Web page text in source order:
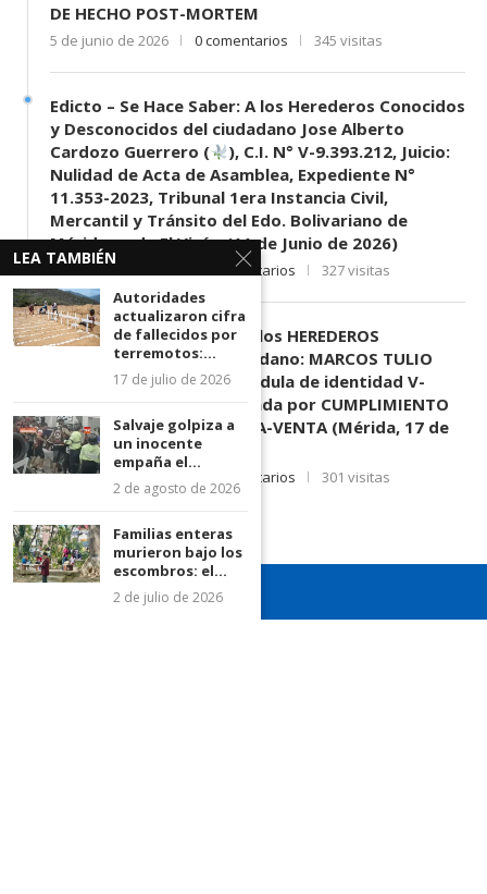
DE HECHO POST-MORTEM
5 de junio de 2026 0 comentarios 345 visitas
Edicto – Se Hace Saber: A los Herederos Conocidos
y Desconocidos del ciudadano Jose Alberto
Cardozo Guerrero (
), C.I. N° V-9.393.212, Juicio:
Nulidad de Acta de Asamblea, Expediente N°
11.353-2023, Tribunal 1era Instancia Civil,
Mercantil y Tránsito del Edo. Bolivariano de
Mérida, sede El Vigía. (11 de Junio de 2026)
0 comentarios 327 visitas
EDICTO SE HACE SABER: A los HEREDEROS
DESCONOCIDOS del ciudadano: MARCOS TULIO
MORENO HERRERA, (
) cédula de identidad V-
3.003.963, Parte demandada por CUMPLIMIENTO
DE CONTRATO DE COMPRA-VENTA (Mérida, 17 de
Junio de 2026)
17 de junio de 2026 0 comentarios 301 visitas
LEA TAMBIÉN
Autoridades
actualizaron cifra
de fallecidos por
terremotos:...
17 de julio de 2026
Salvaje golpiza a
un inocente
empaña el...
2 de agosto de 2026
Familias enteras
murieron bajo los
escombros: el...
2 de julio de 2026